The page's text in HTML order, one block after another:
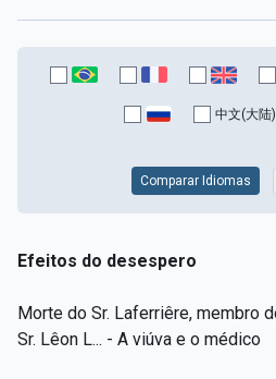
中文(大陆)
Comparar Idiomas
Efeitos do desespero
Morte do Sr. Laferriêre, membro
Sr. Lêon L... - A viúva e o médico